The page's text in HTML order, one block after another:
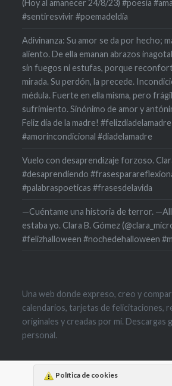
Política de cookies
(Hoy al amanecer 24/8/23) #poesía
#sentiresvivir #poemadeldía
Adivinanza: Su amor se da por hecho;
aliento. De ella emanan abrazos
sin fuegos ni estufas, porque
mirada. Su perdón, la precede.
médula. Fuerte en ella misma, pero
sufrimiento. Sinónimo de amor y
Feliz día de la madre!
#amorincondicional #diadelamadre
Vuelo con desaprendizaje forzoso.
#desaprendiendo
#palabraspoeticas #frasesdelavida
—Cuéntame una historia de terror.
estaba yo. Clara B. Gómez
#felizhalloween #nochedehalloween
Una web donde expreso, creo y
calendarios, tarjetas de felicitaciones,
originales y creadas por mí. Descargas
personal.